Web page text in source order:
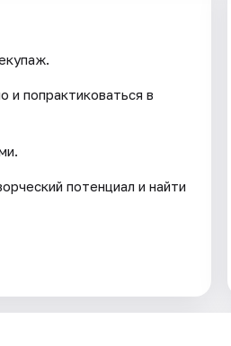
и попрактиковаться в
потенциал и найти